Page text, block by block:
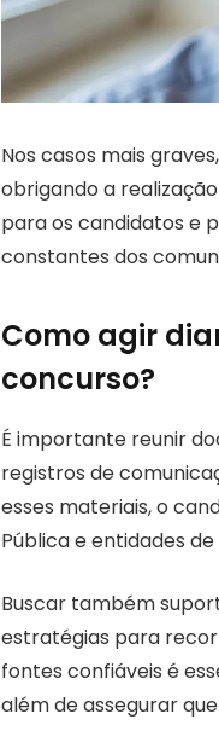
Nos casos mais
obrigando a
para os candidatos e
constantes dos
Como agir
concurso?
É importante reunir
registros de
esses materiais, o
Pública e entidades
Buscar também
estratégias para
fontes confiáveis é
além de assegurar